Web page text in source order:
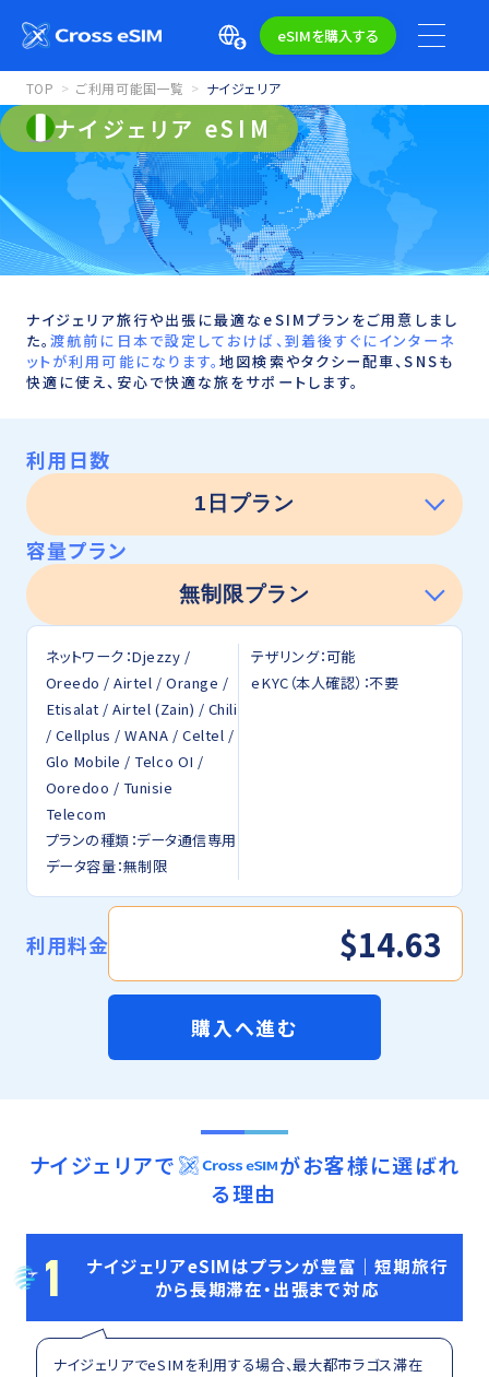
eSIMを購入する
TOP ご利用可能国一覧 ナイジェリア
ナイジェリア eSIM
ナイジェリア旅行や出張に最適なeSIMプランをご用意しまし
た。渡航前に日本で設定しておけば、到着後すぐにインターネ
ットが利用可能になります。地図検索やタクシー配車、SNSも
快適に使え、安心で快適な旅をサポートします。
利用日数
容量プラン
ネットワーク：Djezzy /
Oreedo / Airtel / Orange /
Etisalat / Airtel (Zain) / Chili
/ Cellplus / WANA / Celtel /
Glo Mobile / Telco OI /
Ooredoo / Tunisie
Telecom
プランの種類：データ通信専用
データ容量：無制限
テザリング：可能
eKYC（本人確認）：不要
利用料金 $14.63
購入へ進む
ナイジェリアで
がお客様に選ばれ
る理由
1
ナイジェリアeSIMはプランが豊富｜短期旅行
から長期滞在・出張まで対応
ナイジェリアでeSIMを利用する場合、最大都市ラゴス滞在